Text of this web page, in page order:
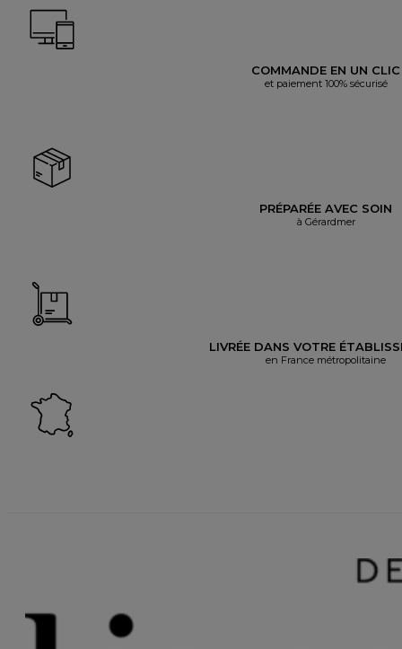
COMMANDE EN UN CLIC
et paiement 100% sécurisé
PRÉPARÉE AVEC SOIN
à Gérardmer
LIVRÉE DANS VOTRE
en France métropolitaine